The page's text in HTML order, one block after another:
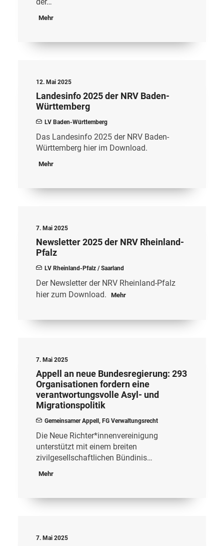
Mehr
12. Mai 2025
Landesinfo 2025 der NRV Baden-
Württemberg
LV Baden-Württemberg
Das Landesinfo 2025 der NRV Baden-
Württemberg hier im Download.
Mehr
7. Mai 2025
Newsletter 2025 der NRV Rheinland-
Pfalz
LV Rheinland-Pfalz / Saarland
Der Newsletter der NRV Rheinland-Pfalz
hier zum Download.
Mehr
7. Mai 2025
Appell an neue Bundesregierung: 293
Organisationen fordern eine
verantwortungsvolle Asyl- und
Migrationspolitik
Gemeinsamer Appell , FG Verwaltungsrecht
Die Neue Richter*innenvereinigung
unterstützt mit einem breiten
zivilgesellschaftlichen Bündinis…
Mehr
7. Mai 2025